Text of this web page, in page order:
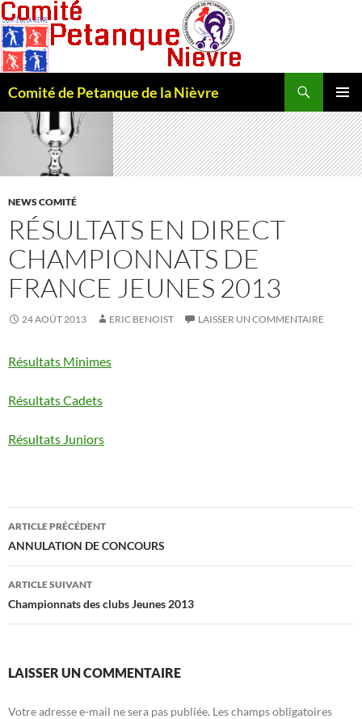
Comité de Petanque de la Nièvre
MENU
CONTENU
NEWS COMITÉ
RÉSULTATS EN DIRECT
CHAMPIONNATS DE
FRANCE JEUNES 2013
24 AOÛT 2013 ERIC BENOIST LAISSER UN COMMENTAIRE
Résultats Minimes
Résultats Cadets
Résultats Juniors
Navigation
des
articles
ARTICLE PRÉCÉDENT
ANNULATION DE CONCOURS
ARTICLE SUIVANT
Championnats des clubs Jeunes 2013
LAISSER UN COMMENTAIRE
Votre adresse e-mail ne sera pas publiée. Les champs obligatoires